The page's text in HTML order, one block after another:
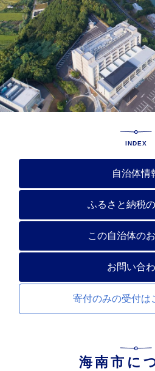
INDEX
自治体情
ふるさと納税
この自治体の
お問い合
寄付のみの受付は
海南市に